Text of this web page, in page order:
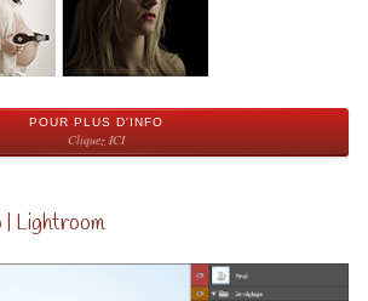
POUR PLUS D'INFO
Cliquez ICI
Lightroom